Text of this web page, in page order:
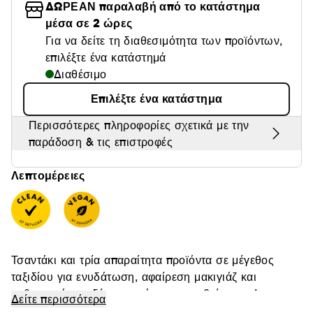
Θαμπάδα
ΔΩΡΕΑΝ παραλαβή από το κατάστημα
μέσα σε 2 ώρες
Για να δείτε τη διαθεσιμότητα των προϊόντων,
επιλέξτε ένα κατάστημά
Διαθέσιμο
Επιλέξτε ένα κατάστημα
Περισσότερες πληροφορίες σχετικά με την
παράδοση & τις επιστροφές
Λεπτομέρειες
Τσαντάκι και τρία απαραίτητα προϊόντα σε μέγεθος
ταξιδίου για ενυδάτωση, αφαίρεση μακιγιάζ και
καθαρισμό του δέρματος όπου κι αν βρίσκεστε!
Δείτε περισσότερα